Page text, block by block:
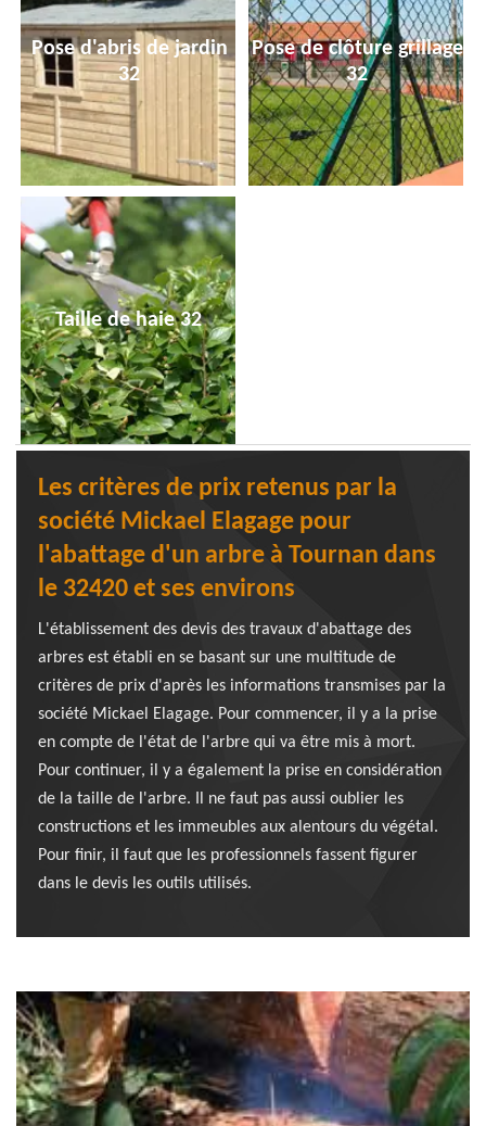
Pose d'abris de jardin
32
Pose de clôture grillage
32
Taille de haie 32
Les critères de prix retenus par la
société Mickael Elagage pour
l'abattage d'un arbre à Tournan dans
le 32420 et ses environs
L'établissement des devis des travaux d'abattage des
arbres est établi en se basant sur une multitude de
critères de prix d'après les informations transmises par la
société Mickael Elagage. Pour commencer, il y a la prise
en compte de l'état de l'arbre qui va être mis à mort.
Pour continuer, il y a également la prise en considération
de la taille de l'arbre. Il ne faut pas aussi oublier les
constructions et les immeubles aux alentours du végétal.
Pour finir, il faut que les professionnels fassent figurer
dans le devis les outils utilisés.